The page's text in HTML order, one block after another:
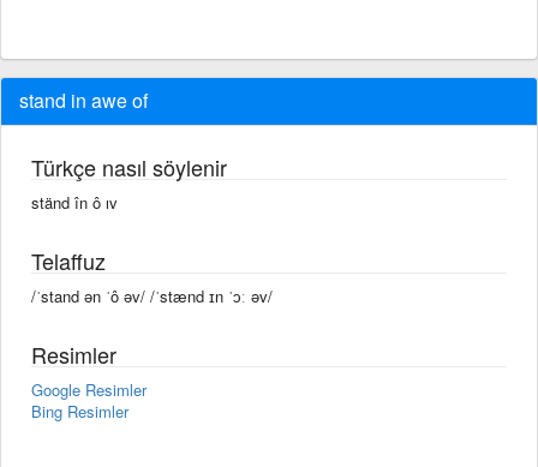
stand in awe of
Türkçe nasıl söylenir
ständ în ô ıv
Telaffuz
/ˈstand ən ˈô əv/ /ˈstænd ɪn ˈɔː əv/
Resimler
Google Resimler
Bing Resimler